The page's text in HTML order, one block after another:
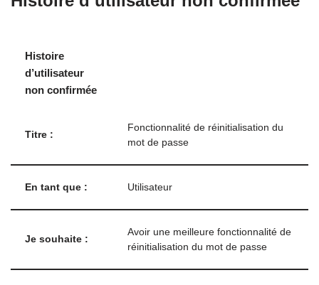
Histoire
d’utilisateur
non confirmée
Titre :
Fonctionnalité de réinitialisation du
mot de passe
En tant que : Utilisateur
Je souhaite :
Avoir une meilleure fonctionnalité de
réinitialisation du mot de passe